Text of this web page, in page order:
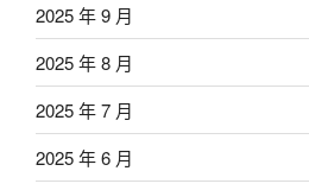
2025 年 9 月
2025 年 8 月
2025 年 7 月
2025 年 6 月